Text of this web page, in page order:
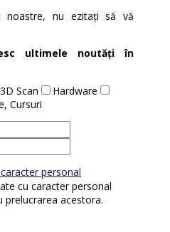
noastre, nu ezitați să vă
ultimele noutăți în
3D Scan
Hardware
Cursuri
personal
cu caracter personal
prelucrarea acestora.